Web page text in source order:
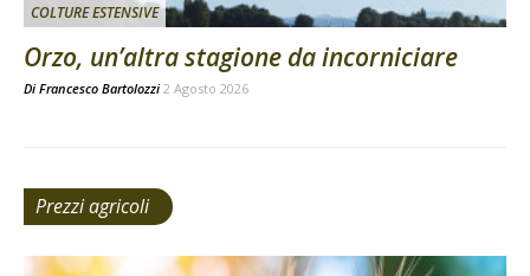
COLTURE ESTENSIVE
Orzo, un’altra stagione da incorniciare
Di Francesco Bartolozzi 2 Agosto 2026
Prezzi agricoli